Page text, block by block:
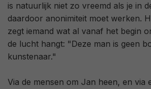
is natuurlijk niet zo vreemd als je in
daardoor anonimiteit moet werken.
zegt iemand wat al vanaf het begin
de lucht hangt: "Deze man is geen
kunstenaar."
Via de mensen om Jan heen, en via